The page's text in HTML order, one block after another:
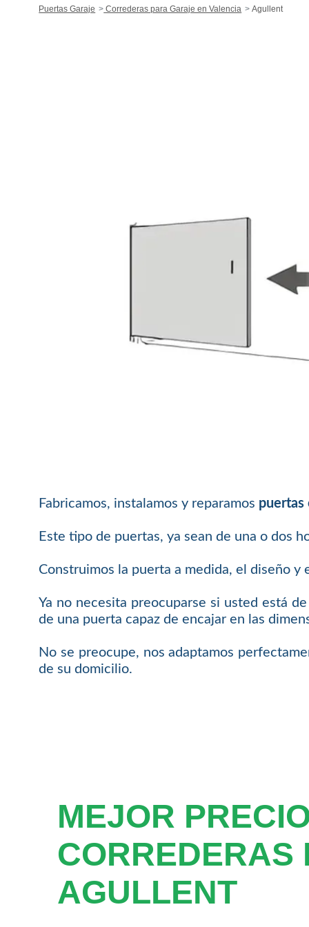
Puertas Garaje Correderas para Garaje en Valencia Agullent
Fabricamos, instalamos y reparamos puertas
Este tipo de puertas, ya sean de una o dos
Construimos la puerta a medida, el diseño
Ya no necesita preocuparse si usted está
de una puerta capaz de encajar en las
No se preocupe, nos adaptamos
de su domicilio.
MEJOR
CORREDERAS
AGULLENT